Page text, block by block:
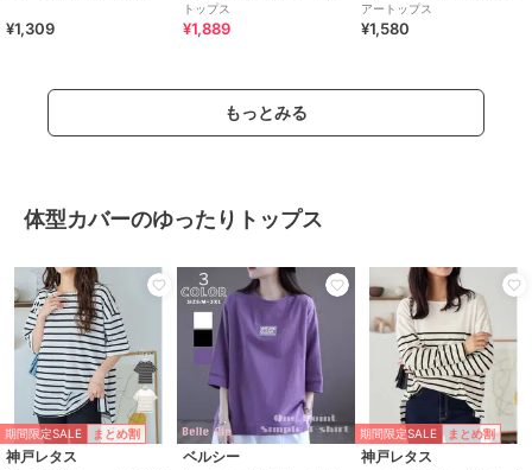
¥1,309
トップス
¥1,889
アートップス
¥1,580
もっとみる
体型カバーのゆったりトップス
期間限定SALE まとめ割
神戸レタス ベルシー
期間限定SALE まとめ割
神戸レタス